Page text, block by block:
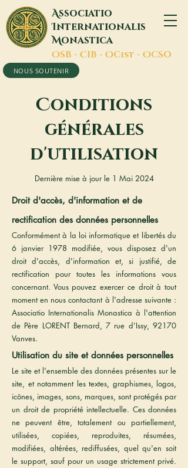
Associatio
Internationalis
Monastica
OSB - CIB - OCist - OCSO
NOUS SOUTENIR
Conditions
générales
d'utilisation
Dernière mise à jour le 1 Mai 2024
Droit d'accès, d'information et de
rectification des données personnelles
Conformément à la loi informatique et libertés du
6 janvier 1978 modifiée, vous disposez d'un
droit d'accès, d'information et, si justifié, de
rectification pour toutes les informations vous
concernant. Vous pouvez exercer ce droit à tout
moment en nous contactant à l'adresse suivante :
Associatio Internationalis Monastica à l'attention
de Père LORENT Bernard, 7 rue d’Issy, 92170
Vanves.
Utilisation du site et données personnelles
Le site et l'ensemble des données présentes sur le
site, et notamment les textes, graphismes, logos,
icônes, images, sons, marques, sont protégés par
un droit de propriété intellectuelle. Ces données
ne peuvent être, totalement ou partiellement,
utilisées, copiées, reproduites, résumées,
modifiées, altérées, rediffusées, quel qu'en soit
le support, sauf pour un usage strictement privé.